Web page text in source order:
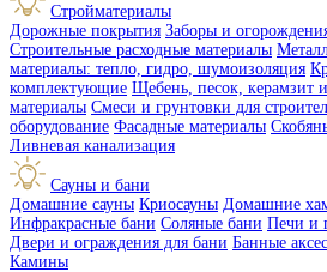
Стройматериалы
Дорожные покрытия Заборы и
Строительные расходные материалы
материалы: тепло, гидро, шумоизоляция
комплектующие Щебень, песок, керамзит
материалы Смеси и грунтовки для
оборудование Фасадные материалы
Ливневая канализация
Сауны и бани
Домашние сауны Криосауны Домашние
Инфракрасные бани Соляные бани Печи и
Двери и ограждения для бани Банные
Камины